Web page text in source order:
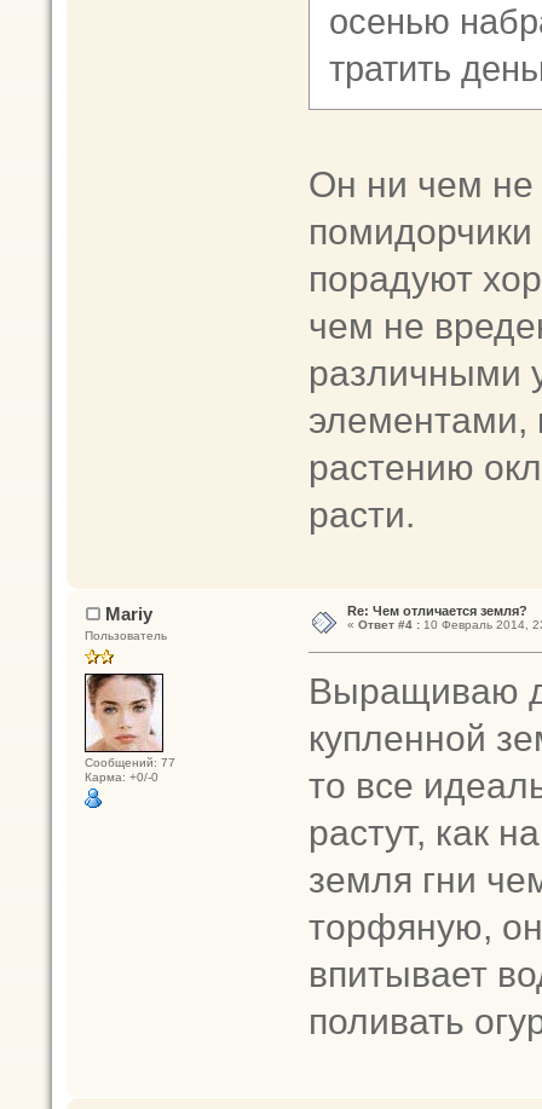
осенью
тратить
Он ни чем не
порадуют
чем не
различными
элементами,
растению
расти.
Mariy
Пользователь
Сообщений: 77
Карма: +0/-0
Re: Чем отличается земля?
« Ответ #4 :10 Февраль 2014,
Выращиваю
купленной
то все
растут, как
земля гни
торфяную,
впитывает
поливать